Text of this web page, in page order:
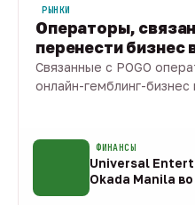
РЫНКИ
Операторы,
перенести бизнес
Связанные с POGO
онлайн-гемблинг-
ФИНАНСЫ
Universal
Okada Manila